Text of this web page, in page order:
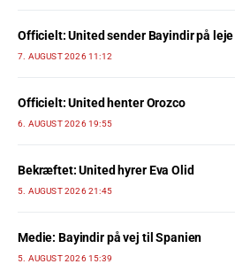
Officielt: United sender Bayindir på leje
7. AUGUST 2026 11:12
Officielt: United henter Orozco
6. AUGUST 2026 19:55
Bekræftet: United hyrer Eva Olid
5. AUGUST 2026 21:45
Medie: Bayindir på vej til Spanien
5. AUGUST 2026 15:39